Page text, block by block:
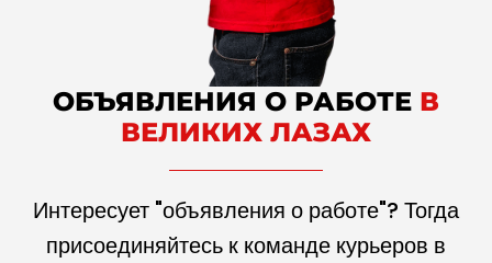
ОБЪЯВЛЕНИЯ О РАБОТЕ В
ВЕЛИКИХ ЛАЗАХ
Интересует "объявления о работе"? Тогда
присоединяйтесь к команде курьеров в